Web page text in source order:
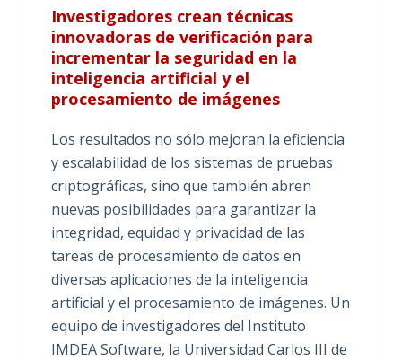
Investigadores crean técnicas
innovadoras de verificación para
incrementar la seguridad en la
inteligencia artificial y el
procesamiento de imágenes
Los resultados no sólo mejoran la eficiencia
y escalabilidad de los sistemas de pruebas
criptográficas, sino que también abren
nuevas posibilidades para garantizar la
integridad, equidad y privacidad de las
tareas de procesamiento de datos en
diversas aplicaciones de la inteligencia
artificial y el procesamiento de imágenes. Un
equipo de investigadores del Instituto
IMDEA Software, la Universidad Carlos III de